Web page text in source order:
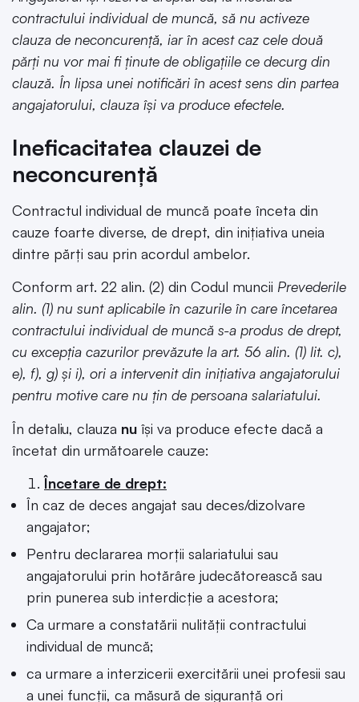
contractului individual de muncă, să nu activeze
clauza de neconcurență, iar în acest caz cele două
părți nu vor mai fi ținute de obligațiile ce decurg din
clauză. În lipsa unei notificări în acest sens din partea
angajatorului, clauza își va produce efectele.
Ineficacitatea clauzei de
neconcurență
Contractul individual de muncă poate înceta din
cauze foarte diverse, de drept, din inițiativa uneia
dintre părți sau prin acordul ambelor.
Conform art. 22 alin. (2) din Codul muncii Prevederile
alin. (1) nu sunt aplicabile în cazurile în care încetarea
contractului individual de muncă s-a produs de drept,
cu excepția cazurilor prevăzute la art. 56 alin. (1) lit. c),
e), f), g) și i), ori a intervenit din inițiativa angajatorului
pentru motive care nu țin de persoana salariatului.
În detaliu, clauza nu își va produce efecte dacă a
încetat din următoarele cauze:
Încetare de drept:
În caz de deces angajat sau deces/dizolvare
angajator;
Pentru declararea morții salariatului sau
angajatorului prin hotărâre judecătorească sau
prin punerea sub interdicție a acestora;
Ca urmare a constatării nulității contractului
individual de muncă;
ca urmare a interzicerii exercitării unei profesii sau
a unei funcții, ca măsură de siguranță ori